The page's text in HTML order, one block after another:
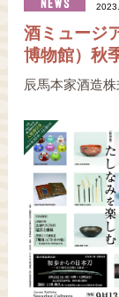
酒ミュージ
博物館）秋
辰馬本家酒造